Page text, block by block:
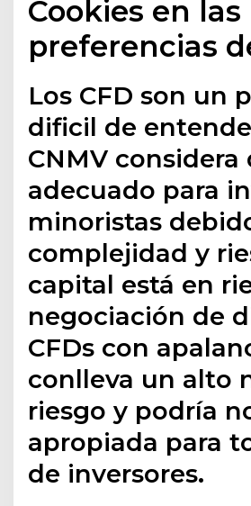
Cookies en las
preferencias
Los CFD son un
dificil de
CNMV considera
adecuado para
minoristas
complejidad y
capital está en
negociación de
CFDs con
conlleva un alto
riesgo y podría
apropiada para
de inversores.